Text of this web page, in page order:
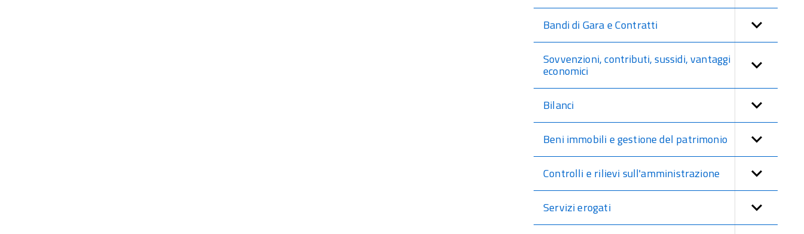
Bandi di Gara e Contratti
Sovvenzioni, contributi, sussidi, vantaggi
economici
Bilanci
Beni immobili e gestione del patrimonio
Controlli e rilievi sull'amministrazione
Servizi erogati